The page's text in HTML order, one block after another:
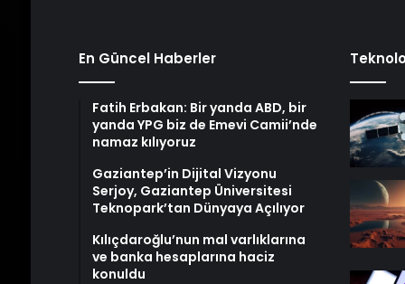
En Güncel Haberler
Fatih Erbakan: Bir yanda ABD, bir
yanda YPG biz de Emevi Camii’nde
namaz kılıyoruz
Gaziantep’in Dijital Vizyonu
Serjoy, Gaziantep Üniversitesi
Teknopark’tan Dünyaya Açılıyor
Kılıçdaroğlu’nun mal varlıklarına
ve banka hesaplarına haciz
konuldu